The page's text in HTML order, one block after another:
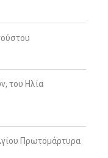
του Ηλία
Πρωτομάρτυρα